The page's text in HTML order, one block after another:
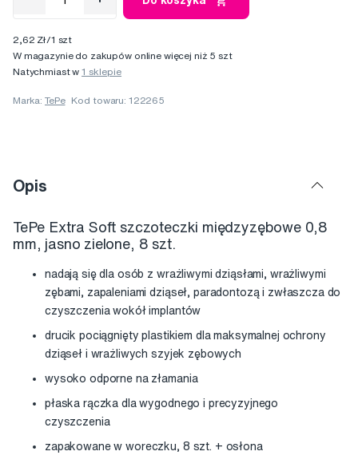
2,62 Zł/1 szt
W magazynie do zakupów online więcej niż 5 szt
Natychmiast w1 sklepie
Marka:TePe Kod towaru: 122265
Opis
TePe Extra Soft szczoteczki międzyzębowe 0,8
mm, jasno zielone, 8 szt.
nadają się dla osób z wrażliwymi dziąsłami, wrażliwymi
zębami, zapaleniami dziąseł, paradontozą i zwłaszcza do
czyszczenia wokół implantów
drucik pociągnięty plastikiem dla maksymalnej ochrony
dziąseł i wrażliwych szyjek zębowych
wysoko odporne na złamania
płaska rączka dla wygodnego i precyzyjnego
czyszczenia
zapakowane w woreczku, 8 szt. + osłona